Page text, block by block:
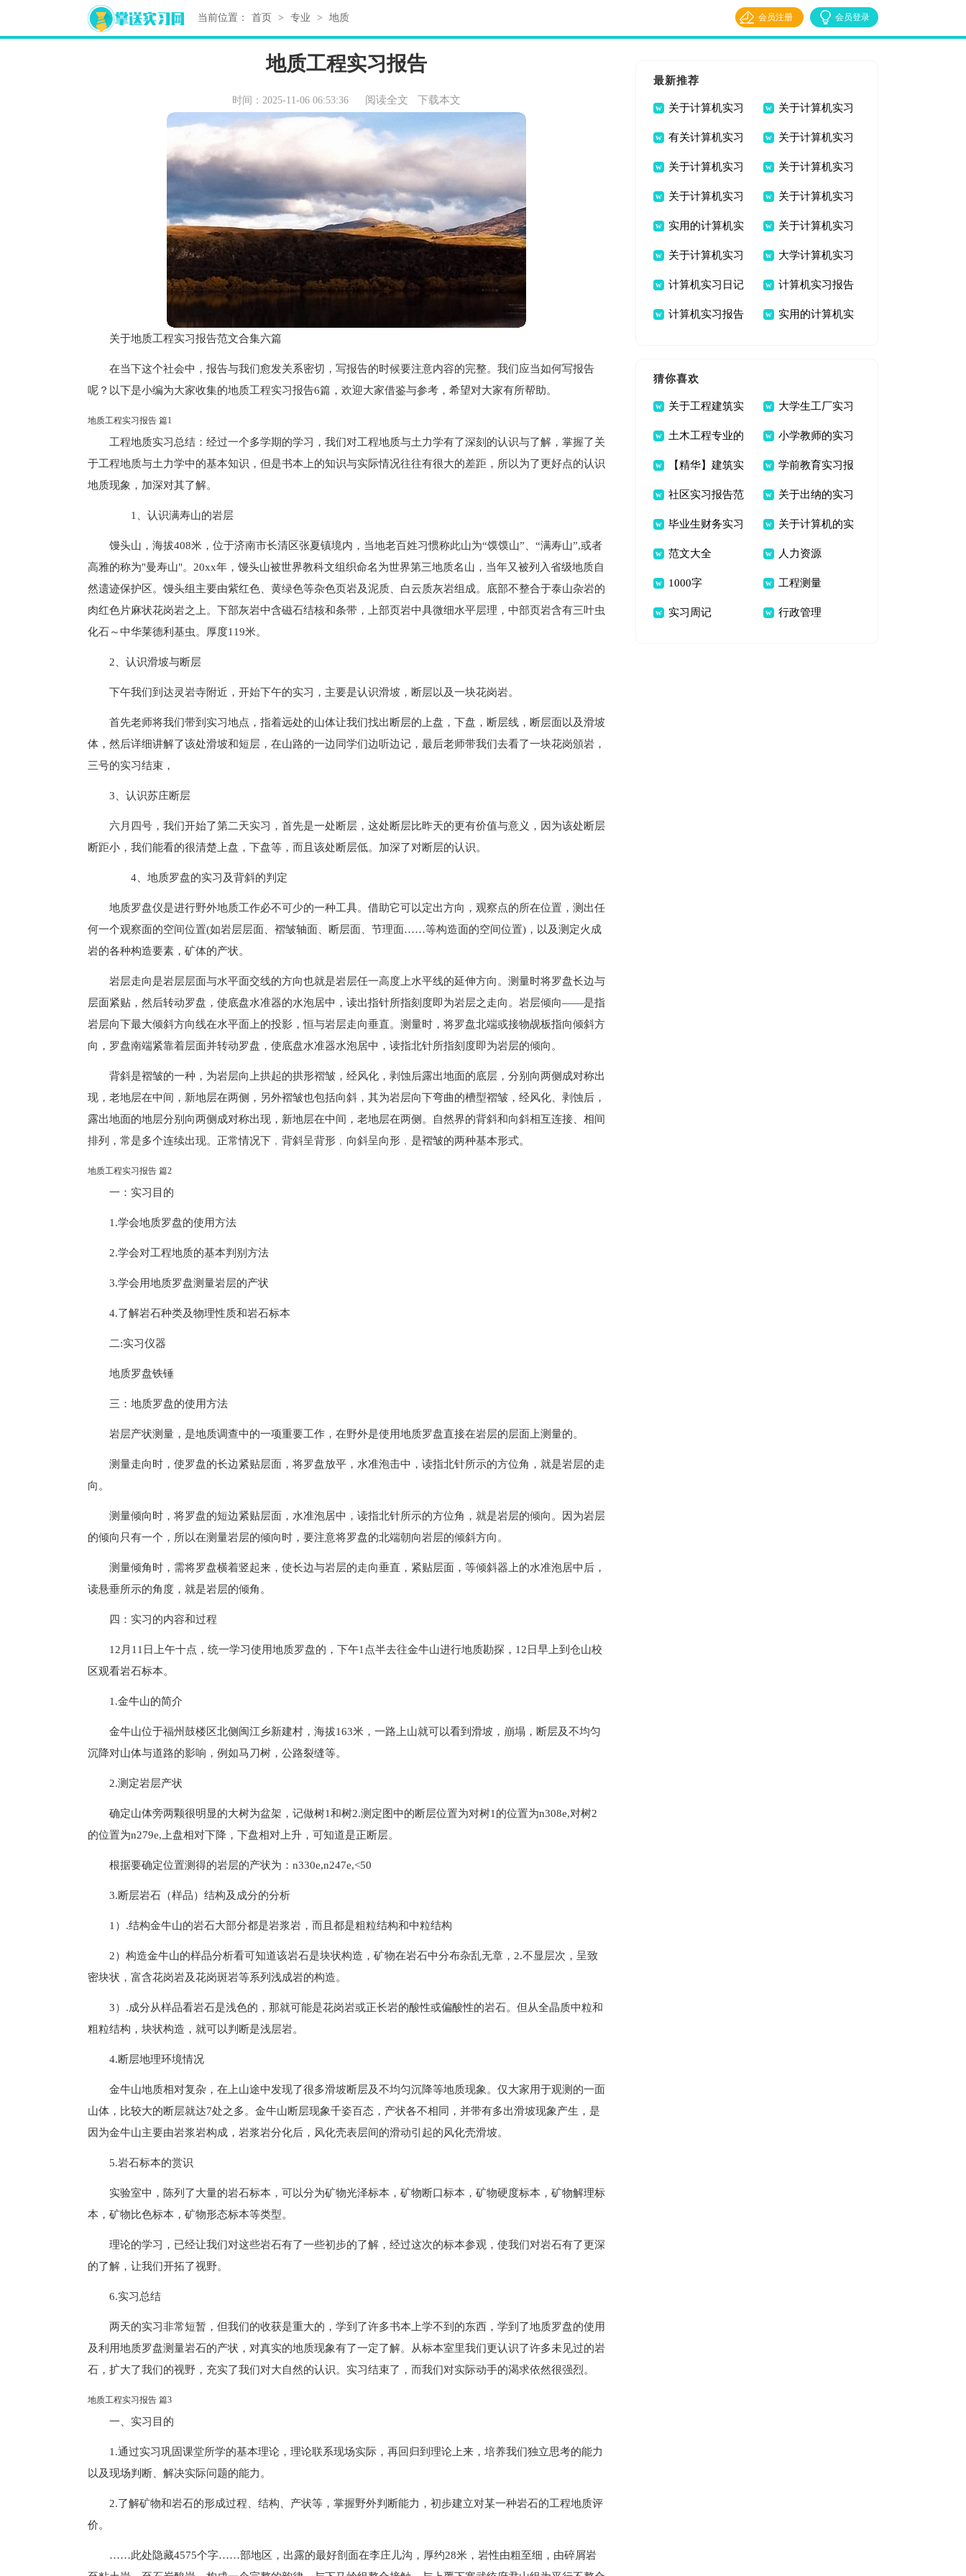
当前位置： 首页 > 专业 > 地质 会员登录
会员注册
地质工程实习报告
时间：2025-11-06 06:53:36 阅读全文 下载本文
关于地质工程实习报告范文合集六篇
在当下这个社会中，报告与我们愈发关系密切，写报告的时候要注意内容的完整。我们应当如何写报告
呢？以下是小编为大家收集的地质工程实习报告6篇，欢迎大家借鉴与参考，希望对大家有所帮助。
地质工程实习报告 篇1
工程地质实习总结：经过一个多学期的学习，我们对工程地质与土力学有了深刻的认识与了解，掌握了关
于工程地质与土力学中的基本知识，但是书本上的知识与实际情况往往有很大的差距，所以为了更好点的认识
地质现象，加深对其了解。
1、认识满寿山的岩层
馒头山，海拔408米，位于济南市长清区张夏镇境内，当地老百姓习惯称此山为“馍馍山”、“满寿山”,或者
高雅的称为"曼寿山"。20xx年，馒头山被世界教科文组织命名为世界第三地质名山，当年又被列入省级地质自
然遗迹保护区。馒头组主要由紫红色、黄绿色等杂色页岩及泥质、白云质灰岩组成。底部不整合于泰山杂岩的
肉红色片麻状花岗岩之上。下部灰岩中含磁石结核和条带，上部页岩中具微细水平层理，中部页岩含有三叶虫
化石～中华莱德利基虫。厚度119米。
2、认识滑坡与断层
下午我们到达灵岩寺附近，开始下午的实习，主要是认识滑坡，断层以及一块花岗岩。
首先老师将我们带到实习地点，指着远处的山体让我们找出断层的上盘，下盘，断层线，断层面以及滑坡
体，然后详细讲解了该处滑坡和短层，在山路的一边同学们边听边记，最后老师带我们去看了一块花岗頒岩，
三号的实习结束，
3、认识苏庄断层
六月四号，我们开始了第二天实习，首先是一处断层，这处断层比昨天的更有价值与意义，因为该处断层
断距小，我们能看的很清楚上盘，下盘等，而且该处断层低。加深了对断层的认识。
4、地质罗盘的实习及背斜的判定
地质罗盘仪是进行野外地质工作必不可少的一种工具。借助它可以定出方向，观察点的所在位置，测出任
何一个观察面的空间位置(如岩层层面、褶皱轴面、断层面、节理面……等构造面的空间位置)，以及测定火成
岩的各种构造要素，矿体的产状。
岩层走向是岩层层面与水平面交线的方向也就是岩层任一高度上水平线的延伸方向。测量时将罗盘长边与
层面紧贴，然后转动罗盘，使底盘水准器的水泡居中，读出指针所指刻度即为岩层之走向。岩层倾向——是指
岩层向下最大倾斜方向线在水平面上的投影，恒与岩层走向垂直。测量时，将罗盘北端或接物觇板指向倾斜方
向，罗盘南端紧靠着层面并转动罗盘，使底盘水准器水泡居中，读指北针所指刻度即为岩层的倾向。
背斜是褶皱的一种，为岩层向上拱起的拱形褶皱，经风化，剥蚀后露出地面的底层，分别向两侧成对称出
现，老地层在中间，新地层在两侧，另外褶皱也包括向斜，其为岩层向下弯曲的槽型褶皱，经风化、剥蚀后，
露出地面的地层分别向两侧成对称出现，新地层在中间，老地层在两侧。自然界的背斜和向斜相互连接、相间
排列，常是多个连续出现。正常情况下﹐背斜呈背形﹐向斜呈向形﹐是褶皱的两种基本形式。
地质工程实习报告 篇2
一：实习目的
1.学会地质罗盘的使用方法
2.学会对工程地质的基本判别方法
3.学会用地质罗盘测量岩层的产状
4.了解岩石种类及物理性质和岩石标本
二:实习仪器
地质罗盘铁锤
三：地质罗盘的使用方法
岩层产状测量，是地质调查中的一项重要工作，在野外是使用地质罗盘直接在岩层的层面上测量的。
测量走向时，使罗盘的长边紧贴层面，将罗盘放平，水准泡击中，读指北针所示的方位角，就是岩层的走
向。
测量倾向时，将罗盘的短边紧贴层面，水准泡居中，读指北针所示的方位角，就是岩层的倾向。因为岩层
的倾向只有一个，所以在测量岩层的倾向时，要注意将罗盘的北端朝向岩层的倾斜方向。
测量倾角时，需将罗盘横着竖起来，使长边与岩层的走向垂直，紧贴层面，等倾斜器上的水准泡居中后，
读悬垂所示的角度，就是岩层的倾角。
四：实习的内容和过程
12月11日上午十点，统一学习使用地质罗盘的，下午1点半去往金牛山进行地质勘探，12日早上到仓山校
区观看岩石标本。
1.金牛山的简介
金牛山位于福州鼓楼区北侧闽江乡新建村，海拔163米，一路上山就可以看到滑坡，崩塌，断层及不均匀
沉降对山体与道路的影响，例如马刀树，公路裂缝等。
2.测定岩层产状
确定山体旁两颗很明显的大树为盆架，记做树1和树2.测定图中的断层位置为对树1的位置为n308e,对树2
的位置为n279e,上盘相对下降，下盘相对上升，可知道是正断层。
根据要确定位置测得的岩层的产状为：n330e,n247e,<50
3.断层岩石（样品）结构及成分的分析
1）.结构金牛山的岩石大部分都是岩浆岩，而且都是粗粒结构和中粒结构
2）构造金牛山的样品分析看可知道该岩石是块状构造，矿物在岩石中分布杂乱无章，2.不显层次，呈致
密块状，富含花岗岩及花岗斑岩等系列浅成岩的构造。
3）.成分从样品看岩石是浅色的，那就可能是花岗岩或正长岩的酸性或偏酸性的岩石。但从全晶质中粒和
粗粒结构，块状构造，就可以判断是浅层岩。
4.断层地理环境情况
金牛山地质相对复杂，在上山途中发现了很多滑坡断层及不均匀沉降等地质现象。仅大家用于观测的一面
山体，比较大的断层就达7处之多。金牛山断层现象千姿百态，产状各不相同，并带有多出滑坡现象产生，是
因为金牛山主要由岩浆岩构成，岩浆岩分化后，风化壳表层间的滑动引起的风化壳滑坡。
5.岩石标本的赏识
实验室中，陈列了大量的岩石标本，可以分为矿物光泽标本，矿物断口标本，矿物硬度标本，矿物解理标
本，矿物比色标本，矿物形态标本等类型。
理论的学习，已经让我们对这些岩石有了一些初步的了解，经过这次的标本参观，使我们对岩石有了更深
的了解，让我们开拓了视野。
6.实习总结
两天的实习非常短暂，但我们的收获是重大的，学到了许多书本上学不到的东西，学到了地质罗盘的使用
及利用地质罗盘测量岩石的产状，对真实的地质现象有了一定了解。从标本室里我们更认识了许多未见过的岩
石，扩大了我们的视野，充实了我们对大自然的认识。实习结束了，而我们对实际动手的渴求依然很强烈。
地质工程实习报告 篇3
一、实习目的
1.通过实习巩固课堂所学的基本理论，理论联系现场实际，再回归到理论上来，培养我们独立思考的能力
以及现场判断、解决实际问题的能力。
2.了解矿物和岩石的形成过程、结构、产状等，掌握野外判断能力，初步建立对某一种岩石的工程地质评
价。
……此处隐藏4575个字……部地区，出露的最好剖面在李庄儿沟，厚约28米，岩性由粗至细，由碎屑岩
最新推荐
关于计算机实习
报告锦集9篇
关于计算机实习
日记模板集锦七篇
有关计算机实习
报告合集8篇
关于计算机实习
日记模板汇总九篇
关于计算机实习
报告模板锦集8篇
关于计算机实习
日记模板汇总7篇
关于计算机实习
日记模板汇总9篇
关于计算机实习
日记模板合集七篇
实用的计算机实
习报告范文合集6篇
关于计算机实习
日记模板汇总6篇
关于计算机实习
日记范文集锦5篇
大学计算机实习
报告范文汇总八篇
计算机实习日记
汇编12篇
计算机实习报告
模板汇编9篇
计算机实习报告 实用的计算机实
猜你喜欢
关于工程建筑实
习报告范文集锦7篇
大学生工厂实习
报告范文十篇
土木工程专业的
实习报告范文集锦7
篇
小学教师的实习
报告模板汇总6篇
【精华】建筑实
习报告范文汇总十篇
学前教育实习报
告模板集锦七篇
社区实习报告范
文七篇
关于出纳的实习
报告范文集锦六篇
毕业生财务实习
报告合集10篇
关于计算机的实
习报告范文汇编十篇
范文大全 人力资源
1000字 工程测量
实习周记 行政管理